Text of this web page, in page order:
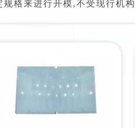
格来进行开模,不受现行机